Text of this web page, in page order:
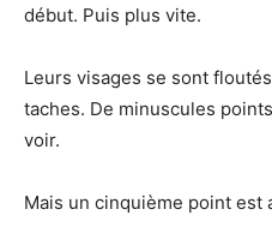
début. Puis plus vite.
Leurs visages se sont
taches. De minuscules
voir.
Mais un cinquième point est